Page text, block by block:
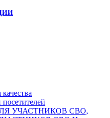
УЧАСТНИКОВ СВО,